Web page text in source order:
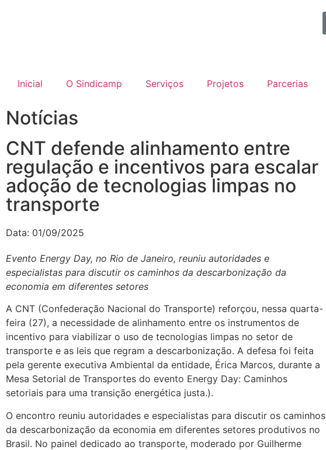
Inicial O Sindicamp Serviços Projetos Parcerias
Notícias
CNT defende alinhamento entre
regulação e incentivos para escalar
adoção de tecnologias limpas no
transporte
Data: 01/09/2025
Evento Energy Day, no Rio de Janeiro, reuniu autoridades e
especialistas para discutir os caminhos da descarbonização da
economia em diferentes setores
A CNT (Confederação Nacional do Transporte) reforçou, nessa quarta-
feira (27), a necessidade de alinhamento entre os instrumentos de
incentivo para viabilizar o uso de tecnologias limpas no setor de
transporte e as leis que regram a descarbonização. A defesa foi feita
pela gerente executiva Ambiental da entidade, Érica Marcos, durante a
Mesa Setorial de Transportes do evento Energy Day: Caminhos
setoriais para uma transição energética justa.).
O encontro reuniu autoridades e especialistas para discutir os caminhos
da descarbonização da economia em diferentes setores produtivos no
Brasil. No painel dedicado ao transporte, moderado por Guilherme